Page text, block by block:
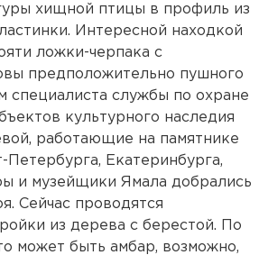
хищной птицы в профиль из
Интересной находкой
ложки-черпака с
предположительно пушного
специалиста службы по охране
культурного наследия
работающие на памятнике
Петербурга, Екатеринбурга,
и музейщики Ямала добрались
Сейчас проводятся
из дерева с берестой. По
может быть амбар, возможно,